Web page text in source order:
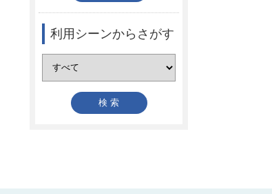
利用シーンからさがす